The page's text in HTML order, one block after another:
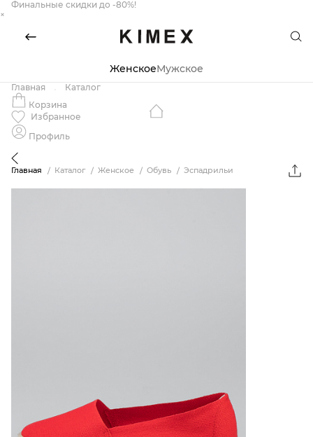
Финальные скидки до -80%!
×
ЖенскоеМужское
Главная
Каталог
Корзина
Избранное
Профиль
Главная Каталог Женское Обувь Эспадрильи